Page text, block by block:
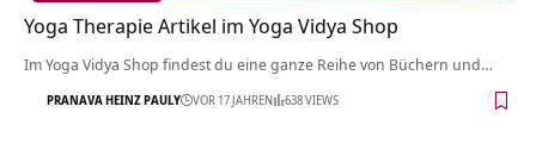
Yoga Therapie Artikel im Yoga Vidya Shop
Im Yoga Vidya Shop findest du eine ganze Reihe von Büchern und…
PRANAVA HEINZ PAULY VOR 17 JAHREN 638 VIEWS